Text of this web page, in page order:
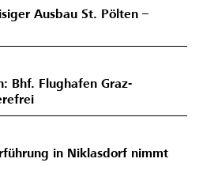
Ausbau St. Pölten –
Bhf. Flughafen Graz-
in Niklasdorf nimmt